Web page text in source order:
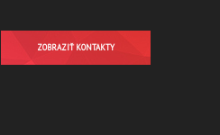
ZOBRAZIŤ KONTAKTY